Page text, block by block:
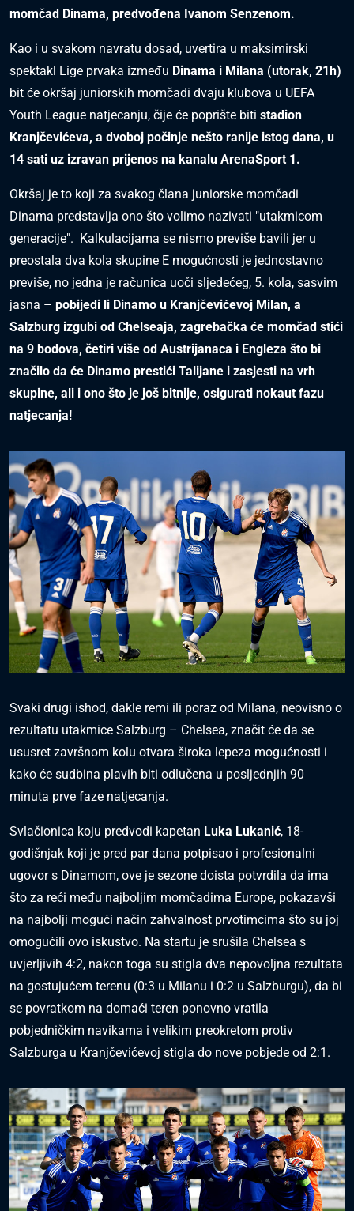
momčad Dinama, predvođena Ivanom Senzenom.
Kao i u svakom navratu dosad, uvertira u maksimirski
spektakl Lige prvaka između Dinama i Milana (utorak, 21h)
bit će okršaj juniorskih momčadi dvaju klubova u UEFA
Youth League natjecanju, čije će poprište biti stadion
Kranjčevićeva, a dvoboj počinje nešto ranije istog dana, u
14 sati uz izravan prijenos na kanalu ArenaSport 1.
Okršaj je to koji za svakog člana juniorske momčadi
Dinama predstavlja ono što volimo nazivati "utakmicom
generacije". Kalkulacijama se nismo previše bavili jer u
preostala dva kola skupine E mogućnosti je jednostavno
previše, no jedna je računica uoči sljedećeg, 5. kola, sasvim
jasna – pobijedi li Dinamo u Kranjčevićevoj Milan, a
Salzburg izgubi od Chelseaja, zagrebačka će momčad stići
na 9 bodova, četiri više od Austrijanaca i Engleza što bi
značilo da će Dinamo prestići Talijane i zasjesti na vrh
skupine, ali i ono što je još bitnije, osigurati nokaut fazu
natjecanja!
Svaki drugi ishod, dakle remi ili poraz od Milana, neovisno o
rezultatu utakmice Salzburg – Chelsea, značit će da se
ususret završnom kolu otvara široka lepeza mogućnosti i
kako će sudbina plavih biti odlučena u posljednjih 90
minuta prve faze natjecanja.
Svlačionica koju predvodi kapetan Luka Lukanić, 18-
godišnjak koji je pred par dana potpisao i profesionalni
ugovor s Dinamom, ove je sezone doista potvrdila da ima
što za reći među najboljim momčadima Europe, pokazavši
na najbolji mogući način zahvalnost prvotimcima što su joj
omogućili ovo iskustvo. Na startu je srušila Chelsea s
uvjerljivih 4:2, nakon toga su stigla dva nepovoljna rezultata
na gostujućem terenu (0:3 u Milanu i 0:2 u Salzburgu), da bi
se povratkom na domaći teren ponovno vratila
pobjedničkim navikama i velikim preokretom protiv
Salzburga u Kranjčevićevoj stigla do nove pobjede od 2:1.